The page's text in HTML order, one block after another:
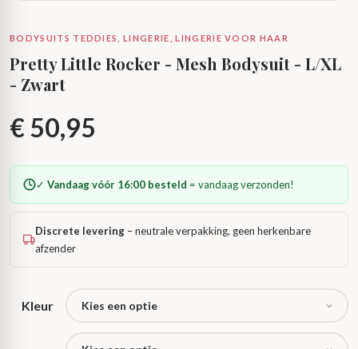
BODYSUITS TEDDIES, LINGERIE, LINGERIE VOOR HAAR
Pretty Little Rocker - Mesh Bodysuit - L/XL
- Zwart
€50,95
✓ Vandaag vóór 16:00 besteld = vandaag verzonden!
Discrete levering – neutrale verpakking, geen herkenbare
afzender
Kleur